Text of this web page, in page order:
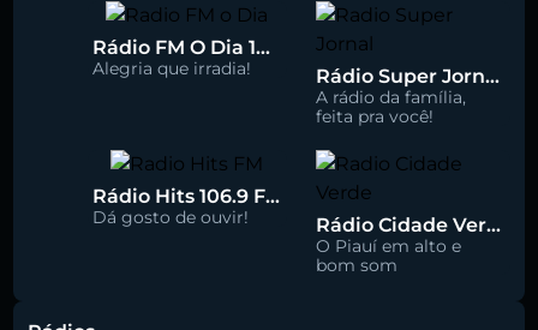
Rádio FM O Dia 100.5
Alegria que irradia! Rádio Super Jornal 105.7 FM
A rádio da família,
feita pra você!
Rádio Hits 106.9 FM
Dá gosto de ouvir! Rádio Cidade Verde 93.5 FM
O Piauí em alto e
bom som